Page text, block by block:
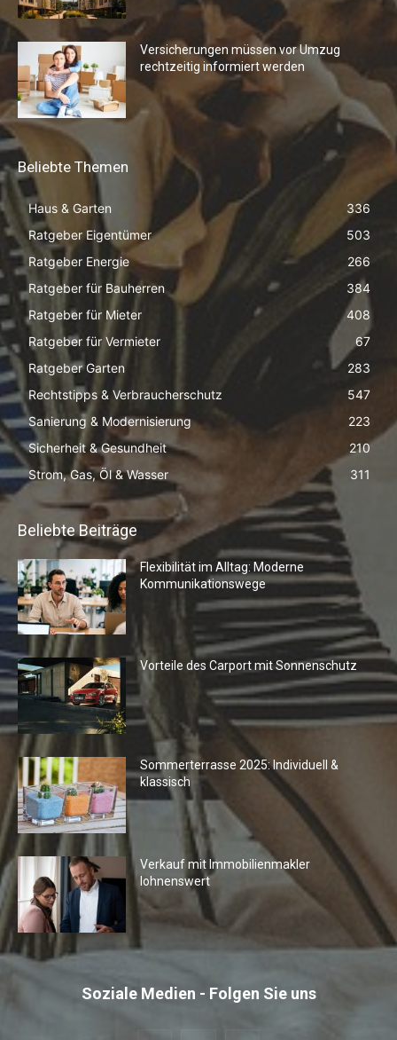
Versicherungen müssen vor Umzug
rechtzeitig informiert werden
Beliebte Themen
Haus & Garten
336
Ratgeber Eigentümer
503
Ratgeber Energie
266
Ratgeber für Bauherren
384
Ratgeber für Mieter
408
Ratgeber für Vermieter
67
Ratgeber Garten
283
Rechtstipps & Verbraucherschutz
547
Sanierung & Modernisierung
223
Sicherheit & Gesundheit
210
Strom, Gas, Öl & Wasser
311
Beliebte Beiträge
Flexibilität im Alltag: Moderne
Kommunikationswege
Vorteile des Carport mit Sonnenschutz
Sommerterrasse 2025: Individuell &
klassisch
Verkauf mit Immobilienmakler
lohnenswert
Soziale Medien - Folgen Sie uns